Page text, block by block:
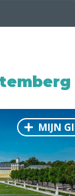
MIJN